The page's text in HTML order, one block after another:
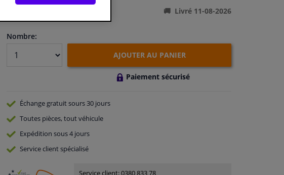
Livré 11-08-2026
Nombre:
AJOUTER AU PANIER
Paiement sécurisé
Échange gratuitsours 30 jours
Toutes pièces, tout véhicule
Expédition sous 4 jours
Serviceclient spécialisé
Service client:0380 833 78